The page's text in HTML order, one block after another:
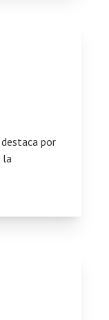
destaca por
la